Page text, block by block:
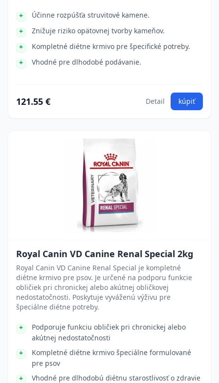
Účinne rozpúšťa struvitové kamene.
Znižuje riziko opätovnej tvorby kameňov.
Kompletné diétne krmivo pre špecifické potreby.
Vhodné pre dlhodobé podávanie.
121.55 € Detail kúpiť
Royal Canin VD Canine Renal Special 2kg
Royal Canin VD Canine Renal Special je kompletné
diétne krmivo pre psov. Je určené na podporu funkcie
obličiek pri chronickej alebo akútnej obličkovej
nedostatočnosti. Poskytuje vyváženú výživu pre
špeciálne diétne potreby.
Podporuje funkciu obličiek pri chronickej alebo
akútnej nedostatočnosti
Kompletné diétne krmivo špeciálne formulované
pre psov
Vhodné pre dlhodobú diétnu starostlivosť o zdravie